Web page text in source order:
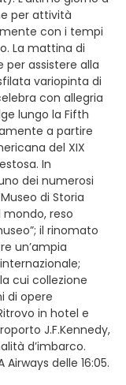
per attività
con i tempi
La mattina di
per assistere alla
variopinta di
con allegria
lungo la Fifth
a partire
del XIX
In
dei numerosi
di Storia
mondo, reso
il rinomato
un’ampia
cui collezione
di opere
in hotel e
J.F.Kennedy,
d’imbarco.
delle 16:05.